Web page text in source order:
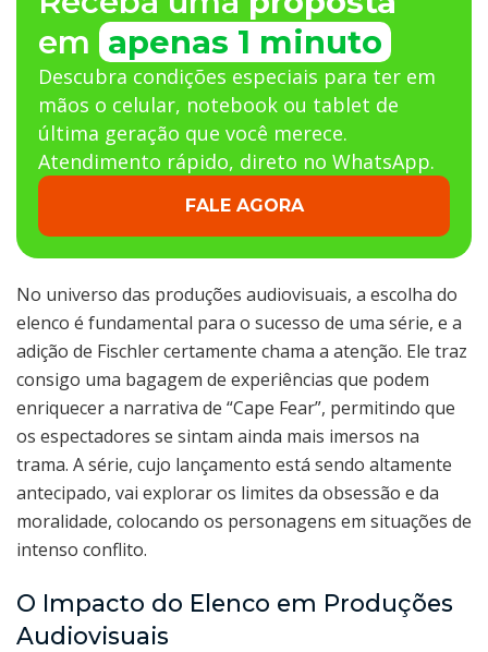
em apenas 1 minuto
Descubra condições especiais para ter em
mãos o celular, notebook ou tablet de
última geração que você merece.
Atendimento rápido, direto no WhatsApp.
FALE AGORA
No universo das produções audiovisuais, a escolha do
elenco é fundamental para o sucesso de uma série, e a
adição de Fischler certamente chama a atenção. Ele traz
consigo uma bagagem de experiências que podem
enriquecer a narrativa de “Cape Fear”, permitindo que
os espectadores se sintam ainda mais imersos na
trama. A série, cujo lançamento está sendo altamente
antecipado, vai explorar os limites da obsessão e da
moralidade, colocando os personagens em situações de
intenso conflito.
O Impacto do Elenco em Produções
Audiovisuais